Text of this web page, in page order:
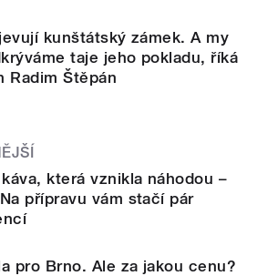
kunštátský zámek. A my
taje jeho pokladu, říká
Radim Štěpán
která vznikla náhodou –
přípravu vám stačí pár
pro Brno. Ale za jakou cenu?